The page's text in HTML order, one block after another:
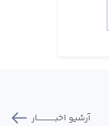
آرشیو اخبـــــــــــار